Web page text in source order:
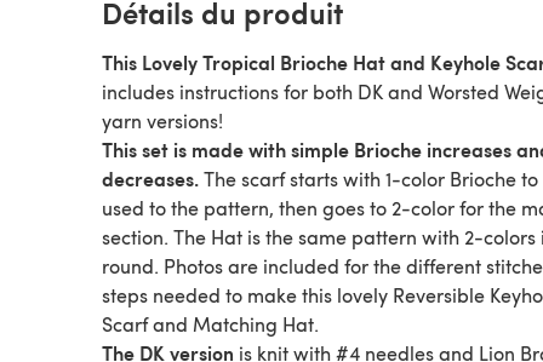
Détails du produit
This Lovely Tropical Brioche Hat and Keyhole
includes instructions for both DK and Worsted
yarn versions!
This set is made with simple Brioche increases
decreases.The scarf starts with 1-color Brioche
used to the pattern, then goes to 2-color for the
section. The Hat is the same pattern with 2-colors
round. Photos are included for the different
steps needed to make this lovely Reversible
Scarf and Matching Hat.
The DK version is knit with #4 needles and Lion